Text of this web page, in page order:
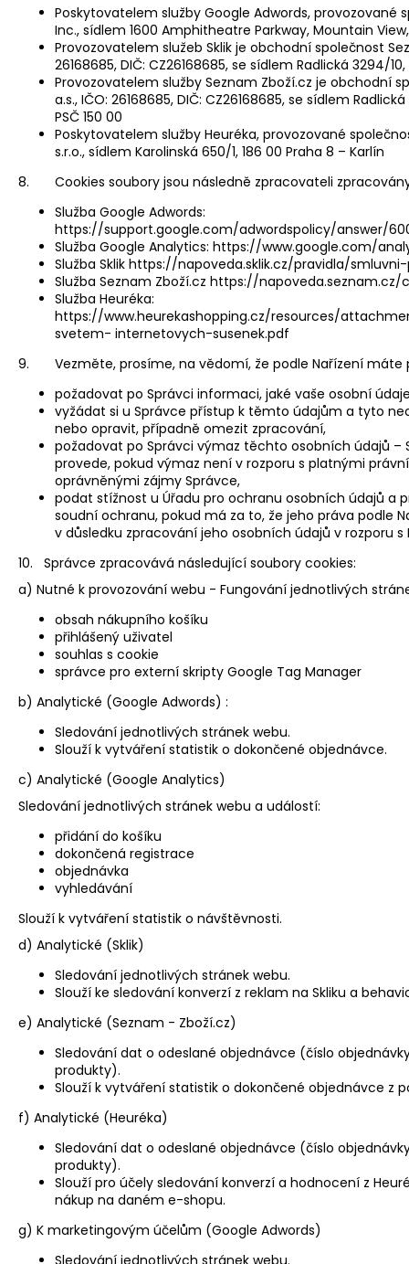
Poskytovatelem služby Google Adwords, provozované
Inc., sídlem 1600 Amphitheatre Parkway, Mountain
Provozovatelem služeb Sklik je obchodní společnost
26168685, DIČ: CZ26168685, se sídlem Radlická 3294/10,
Provozovatelem služby Seznam Zboží.cz je obchodní
a.s., IČO: 26168685, DIČ: CZ26168685, se sídlem
PSČ 150 00
Poskytovatelem služby Heuréka, provozované
s.r.o., sídlem Karolinská 650/1, 186 00 Praha 8 – Karlín
8. Cookies soubory jsou následně zpracovateli
Služba Google Adwords:
https://support.google.com/adwordspolicy/answer/
Služba Google Analytics: https://www.google.com/
Služba Sklik https://napoveda.sklik.cz/pravidla/
Služba Seznam Zboží.cz https://
Služba Heuréka:
https://www.heurekashopping.cz/resources/
svetem- internetovych-susenek.pdf
9. Vezměte, prosíme, na vědomí, že podle Nařízení máte
požadovat po Správci informaci, jaké vaše osobní
vyžádat si u Správce přístup k těmto údajům a tyto
nebo opravit, případně omezit zpracování,
požadovat po Správci výmaz těchto osobních údajů –
provede, pokud výmaz není v rozporu s platnými
oprávněnými zájmy Správce,
podat stížnost u Úřadu pro ochranu osobních údajů a
soudní ochranu, pokud má za to, že jeho práva podle
v důsledku zpracování jeho osobních údajů v rozporu s
10. Správce zpracovává následující soubory cookies:
a) Nutné k provozování webu - Fungování jednotlivých
obsah nákupního košíku
přihlášený uživatel
souhlas s cookie
správce pro externí skripty Google Tag Manager
b) Analytické (Google Adwords) :
Sledování jednotlivých stránek webu.
Slouží k vytváření statistik o dokončené objednávce.
c) Analytické (Google Analytics)
Sledování jednotlivých stránek webu a událostí:
přidání do košíku
dokončená registrace
objednávka
vyhledávání
Slouží k vytváření statistik o návštěvnosti.
d) Analytické (Sklik)
Sledování jednotlivých stránek webu.
Slouží ke sledování konverzí z reklam na Skliku a
e) Analytické (Seznam - Zboží.cz)
Sledování dat o odeslané objednávce (číslo
produkty).
Slouží k vytváření statistik o dokončené objednávce z
f) Analytické (Heuréka)
Sledování dat o odeslané objednávce (číslo
produkty).
Slouží pro účely sledování konverzí a hodnocení z
nákup na daném e-shopu.
g) K marketingovým účelům (Google Adwords)
Sledování jednotlivých stránek webu.
THE
LAUNDRESS
WHITES
DETERGENT
€32